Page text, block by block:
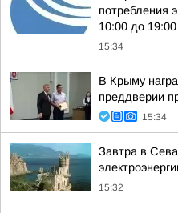
потребления
10:00 до 19:00
15:34
В Крыму
преддверии
15:34
Завтра в
15:32